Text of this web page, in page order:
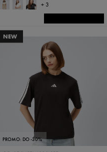
+ 3
NEW
PROMO: DO -30%